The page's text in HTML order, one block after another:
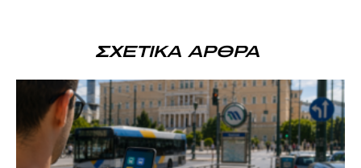
ΣΧΕΤΙΚΑ ΑΡΘΡΑ